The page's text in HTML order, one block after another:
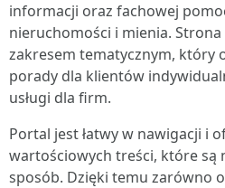
informacji oraz fachowej
nieruchomości i mienia.
zakresem tematycznym, który
porady dla klientów
usługi dla firm.
Portal jest łatwy w nawigacji i
wartościowych treści, które są
sposób. Dzięki temu zarówno